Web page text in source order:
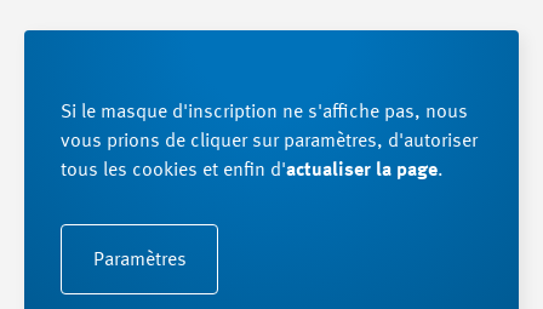
Si le masque d'inscription ne s'affiche pas, nous
vous prions de cliquer sur paramètres, d'autoriser
tous les cookies et enfin d'actualiser la page.
Paramètres